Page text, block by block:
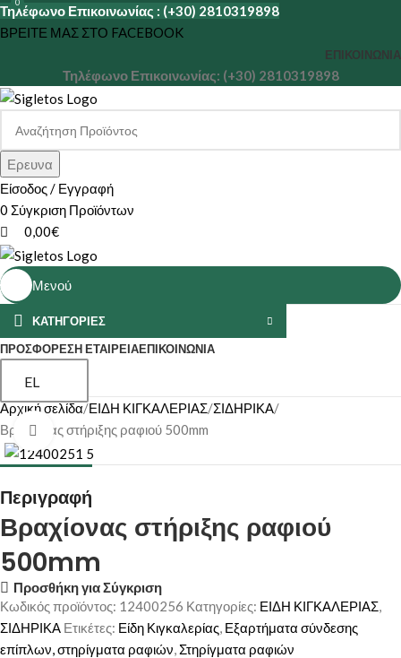
Τηλέφωνο Επικοινωνίας : (+30) 2810319898
ΒΡΕΙΤΕ ΜΑΣ ΣΤΟ FACEBOOK
ΕΠΙΚΟΙΝΩΝΊΑ
Τηλέφωνο Επικοινωνίας: (+30) 2810319898
Ερευνα
Είσοδος / Εγγραφή
0 Σύγκριση Προϊόντων
0
0,00€
Μενού
ΚΑΤΗΓΟΡΙΕΣ
ΠΡΟΣΦΟΡΕΣΗ ΕΤΑΙΡΕΊΑΕΠΙΚΟΙΝΩΝΊΑ
EL
Αρχική σελίδα ΕΙΔΗ ΚΙΓΚΑΛΕΡΙΑΣ ΣΙΔΗΡΙΚΑ
Βραχίονας στήριξης ραφιού 500mm
Κάντε κλικ για μεγέθυνση
Περιγραφή
Βραχίονας στήριξης ραφιού
500mm
Προσθήκη για Σύγκριση
Κωδικός προϊόντος: 12400256 Κατηγορίες: ΕΙΔΗ ΚΙΓΚΑΛΕΡΙΑΣ,
ΣΙΔΗΡΙΚΑ Ετικέτες: Είδη Κιγκαλερίας, Εξαρτήματα σύνδεσης
επίπλων, στηρίγματα ραφιών, Στηρίγματα ραφιών